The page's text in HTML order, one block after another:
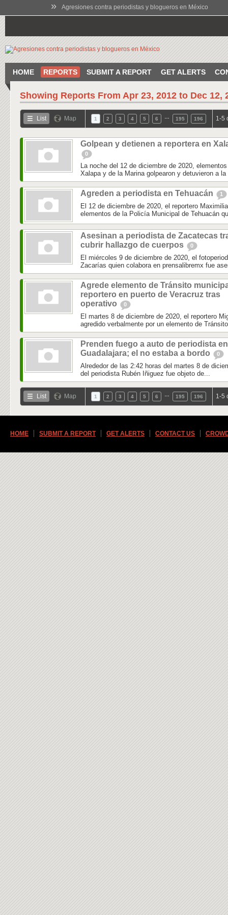
» Agresiones contra periodistas y blogueros en México
HOME REPORTS SUBMIT A REPORT GET ALERTS
Showing Reports From Apr 23, 2012 to Dec 12,
List Map 1 2 3 4 5 6 195 196 1-5
Golpean y detienen a reportera en
0
La noche del 12 de diciembre de 2020,
Xalapa y de la Marina golpearon y detuvieron a la
Agreden a periodista en Tehuacán 1
El 12 de diciembre de 2020, el reportero
elementos de la Policía Municipal de Tehuacán
Asesinan a periodista de Zacatecas
cubrir hallazgo de cuerpos
0
El miércoles 9 de diciembre de 2020, el
Zacarías quien colabora en prensalibremx fue
Agrede elemento de Tránsito
reportero en puerto de Veracruz tras
operativo
0
El martes 8 de diciembre de 2020, el reportero
agredido verbalmente por un elemento de
Prenden fuego a auto de periodista en
Guadalajara; el no estaba a bordo
0
Alrededor de las 2:42 horas del martes 8 de
del periodista Rubén Iñiguez fue objeto de...
List Map 1 2 3 4 5 6 195 196 1-5
HOME SUBMIT A REPORT GET ALERTS CONTACT US